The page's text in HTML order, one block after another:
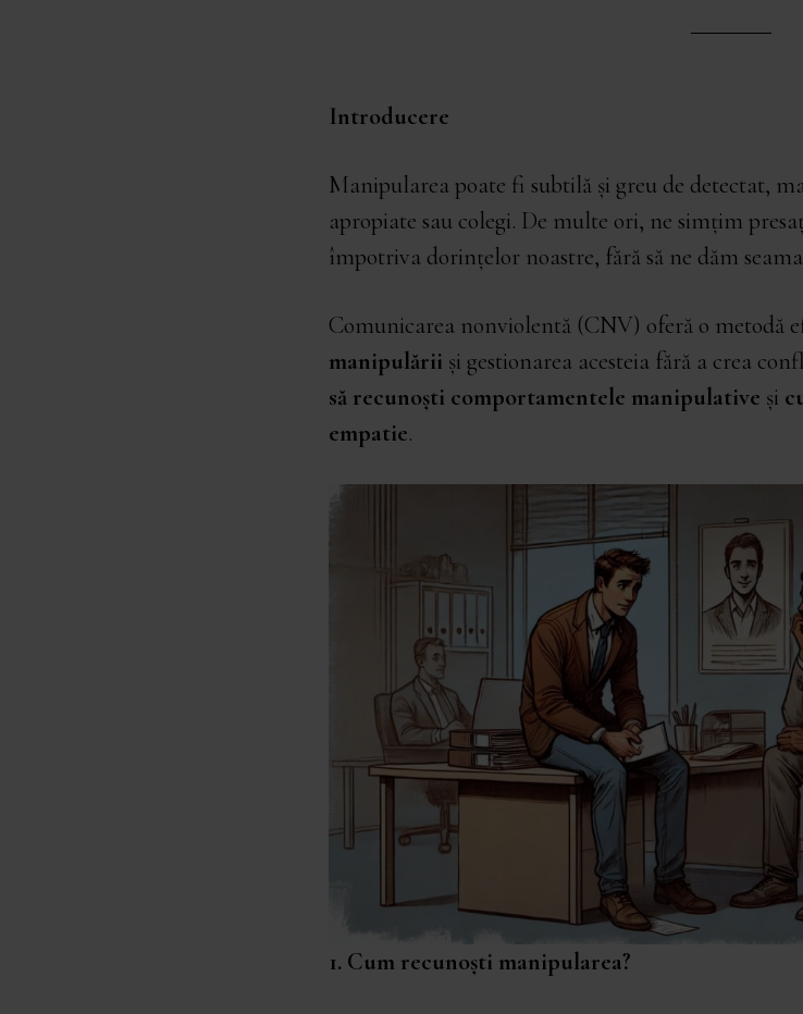
Introducere
Manipularea poate fi subtilă și greu de detectat,
apropiate sau colegi. De multe ori, ne simțim
împotriva dorințelor noastre, fără să ne dăm
Comunicarea nonviolentă (CNV) oferă o metodă
manipulării și gestionarea acesteia fără a crea
să recunoști comportamentele manipulative și
empatie.
1. Cum recunoști manipularea?